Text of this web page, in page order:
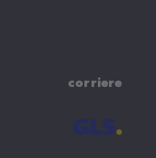
corriere